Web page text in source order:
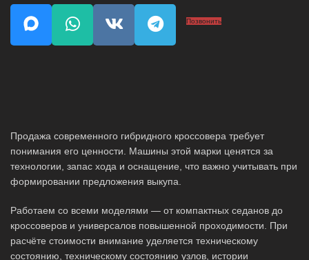
Позвонить
Продажа современного гибридного кроссовера требует
понимания его ценности. Машины этой марки ценятся за
технологии, запас хода и оснащение, что важно учитывать при
формировании предложения выкупа.
Работаем со всеми моделями — от компактных седанов до
кроссоверов и универсалов повышенной проходимости. При
расчёте стоимости внимание уделяется техническому
состоянию, техническому состоянию узлов, истории